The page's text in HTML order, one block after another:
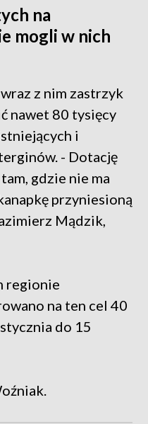
na
mogli w nich
z nim zastrzyk
nawet 80 tysięcy
i
- Dotację
gdzie nie ma
przyniesioną
Mądzik,
regionie
na ten cel 40
do 15